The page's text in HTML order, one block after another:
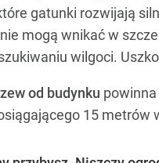
gatunki rozwijają
mogą wnikać w
wilgoci.
od budynku
15